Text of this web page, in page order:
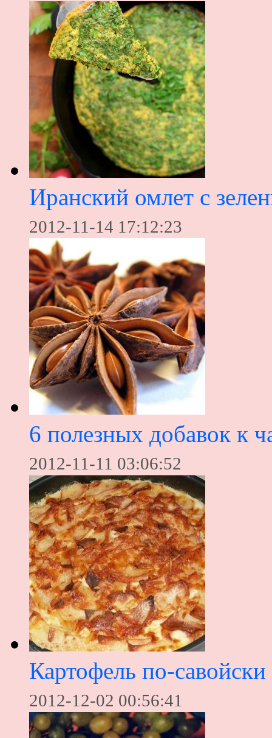
Иранский омлет с
2012-11-14 17:12:23
6 полезных добавок к
2012-11-11 03:06:52
Картофель по-савойски
2012-12-02 00:56:41